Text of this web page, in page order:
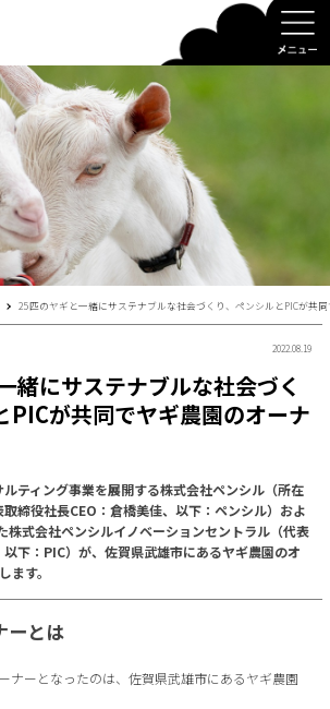
25匹のヤギと一緒にサステナブルな社会づくり、ペンシルとPICが共
2022.08.19
緒にサステナブルな社会づく
PICが共同でヤギ農園のオーナ
ティング事業を展開する株式会社ペンシル（所在
締役社長CEO：倉橋美佳、以下：ペンシル）およ
株式会社ペンシルイノベーションセントラル（代表
下：PIC）が、佐賀県武雄市にあるヤギ農園のオ
ます。
ーとは
ナーとなったのは、佐賀県武雄市にあるヤギ農園